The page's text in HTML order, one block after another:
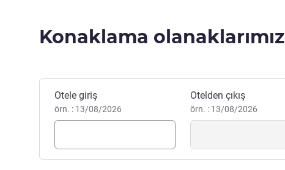
Konaklama olanaklarımız
Bu otelde rezervasyon yaptırın
Otele giriş
örn. : 13/08/2026
Otelden çıkış
örn. : 13/08/2026